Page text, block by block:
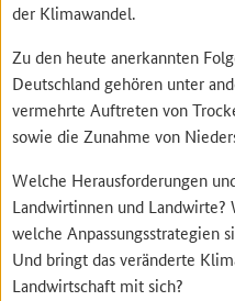
der Klimawandel.
Zu den heute anerkannten
Deutschland gehören unter
vermehrte Auftreten von
sowie die Zunahme von
Welche Herausforderungen
Landwirtinnen und
welche Anpassungsstrategien
Und bringt das veränderte
Landwirtschaft mit sich?